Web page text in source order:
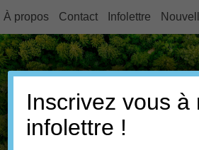
À propos Contact Infolettre
FORÊT
Inscrivez vous à
infolettre !